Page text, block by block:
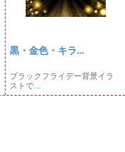
黒・金色・キラ...
ブラックフライデー背景イラ
ストで...